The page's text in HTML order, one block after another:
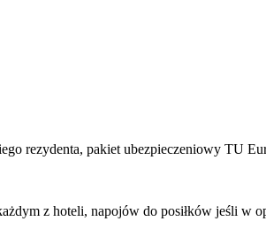
rezydenta, pakiet ubezpieczeniowy TU
z hoteli, napojów do posiłków jeśli w